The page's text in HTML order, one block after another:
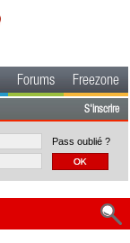
Forums Freezone
S'inscrire
Pass oublié ?